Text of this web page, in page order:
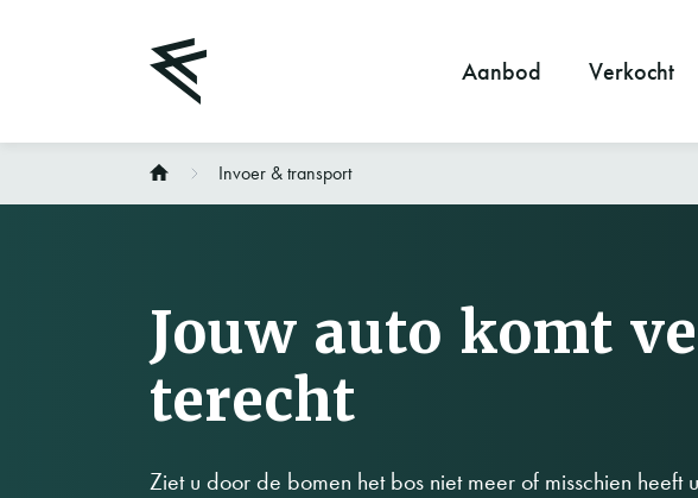
Aanbod Verkocht
Invoer & transport
Jouw auto komt
terecht
Ziet u door de bomen het bos niet meer of misschien